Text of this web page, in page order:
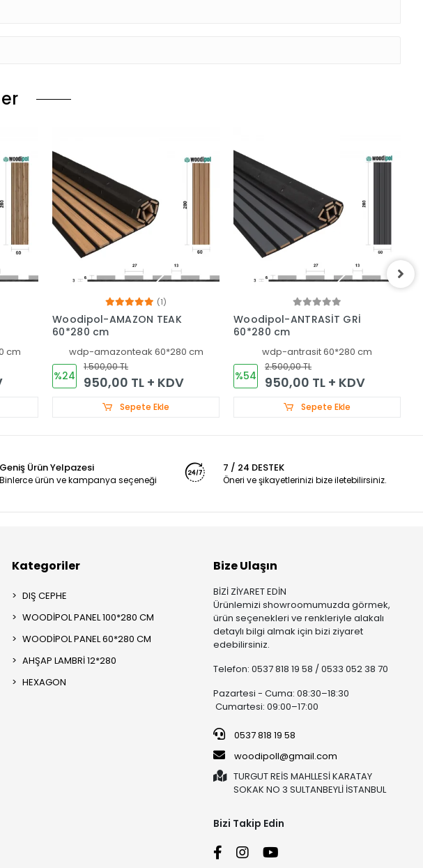
cm
(1)
Woodipol-AMAZON TEAK
60*280 cm
wdp-amazonteak 60*280 cm
%24
1.500,00 TL
950,00 TL + KDV
Sepete Ekle
Woodipol-ANTRASİT GRİ
60*280 cm
wdp-antrasit 60*280 cm
%54
2.500,00 TL
950,00 TL + KDV
Sepete Ekle
Geniş Ürün Yelpazesi
Binlerce ürün ve kampanya seçeneği
7 / 24 DESTEK
Öneri ve şikayetlerinizi bize iletebilirsiniz.
Kategoriler
DIŞ CEPHE
WOODİPOL PANEL 100*280 CM
WOODİPOL PANEL 60*280 CM
AHŞAP LAMBRİ 12*280
HEXAGON
Bize Ulaşın
BİZİ ZİYARET EDİN
Ürünlemizi showroomumuzda görmek,
ürün seçenekleri ve renkleriyle alakalı
detaylı bilgi almak için bizi ziyaret
edebilirsiniz.
Telefon: 0537 818 19 58 / 0533 052 38 70
Pazartesi - Cuma: 08:30–18:30
Cumartesi: 09:00–17:00
0537 818 19 58
woodipoll@gmail.com
TURGUT REİS MAHLLESİ KARATAY
SOKAK NO 3 SULTANBEYLİ İSTANBUL
Bizi Takip Edin